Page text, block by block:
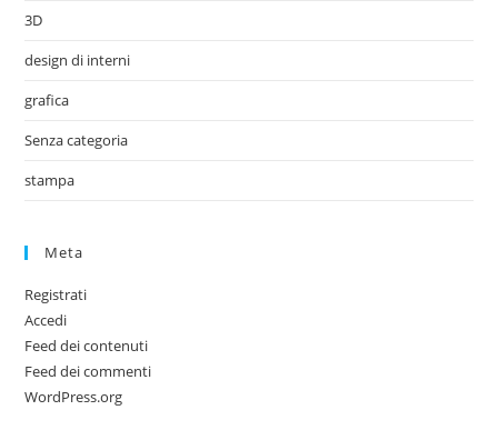
3D
design di interni
grafica
Senza categoria
stampa
Meta
Registrati
Accedi
Feed dei contenuti
Feed dei commenti
WordPress.org